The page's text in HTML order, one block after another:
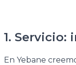
1.
En Yebane